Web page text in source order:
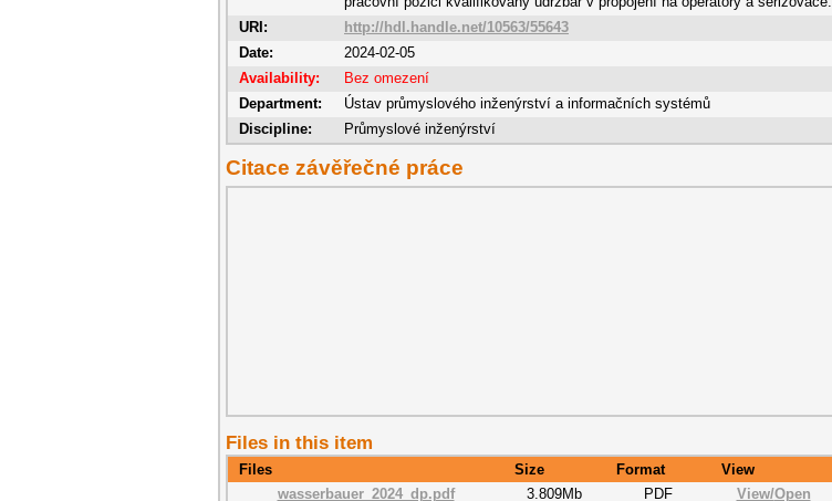
URI:
http://hdl.handle.net/10563/55643
Date:
2024-02-05
Availability:
Bez omezení
Department:
Ústav průmyslového inženýrství a informačních systémů
Discipline:
Průmyslové inženýrství
Citace závěřečné práce
Files in this item
Files Size Format View
wasserbauer_2024_dp.pdf
3.809Mb PDF View/Open